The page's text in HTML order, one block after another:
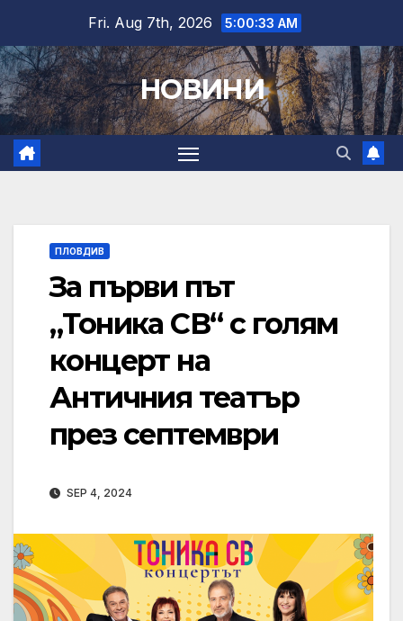
content
Fri. Aug 7th, 2026 5:00:34 AM
НОВИНИ
ПЛОВДИВ
За първи път
„Тоника СВ“ с голям
концерт на
Античния театър
през септември
SEP 4, 2024